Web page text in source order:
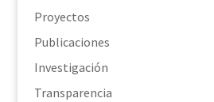
Proyectos
Publicaciones
Investigación
Transparencia